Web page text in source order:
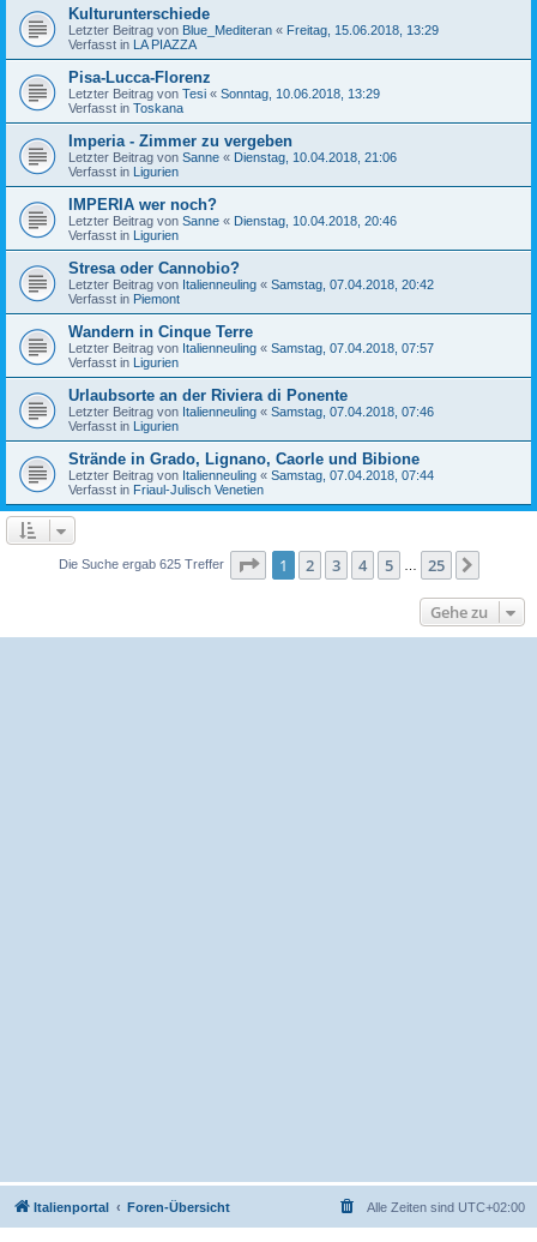
Kulturunterschiede
Letzter Beitrag von Blue_Mediteran « Freitag, 15.06.2018, 13:29
Verfasst in LA PIAZZA
Pisa-Lucca-Florenz
Letzter Beitrag von Tesi « Sonntag, 10.06.2018, 13:29
Verfasst in Toskana
Imperia - Zimmer zu vergeben
Letzter Beitrag von Sanne « Dienstag, 10.04.2018, 21:06
Verfasst in Ligurien
IMPERIA wer noch?
Letzter Beitrag von Sanne « Dienstag, 10.04.2018, 20:46
Verfasst in Ligurien
Stresa oder Cannobio?
Letzter Beitrag von Italienneuling « Samstag, 07.04.2018, 20:42
Verfasst in Piemont
Wandern in Cinque Terre
Letzter Beitrag von Italienneuling « Samstag, 07.04.2018, 07:57
Verfasst in Ligurien
Urlaubsorte an der Riviera di Ponente
Letzter Beitrag von Italienneuling « Samstag, 07.04.2018, 07:46
Verfasst in Ligurien
Strände in Grado, Lignano, Caorle und Bibione
Letzter Beitrag von Italienneuling « Samstag, 07.04.2018, 07:44
Verfasst in Friaul-Julisch Venetien
Die Suche ergab 625 Treffer Seite 1von 25
1 2 3 4 5 25
Gehe zu
Italienportal Foren-Übersicht Alle Zeiten sind UTC+02:00